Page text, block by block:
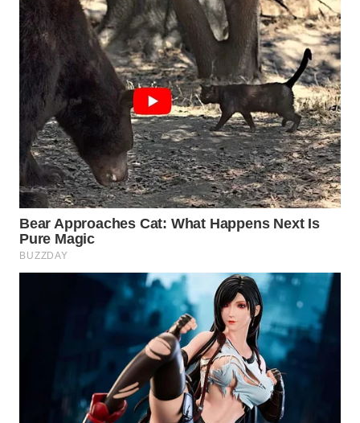
WN
PURWAKARTA
WN
PRIANGAN
TIMUR
WN
SEMARANG
WN
SOLO